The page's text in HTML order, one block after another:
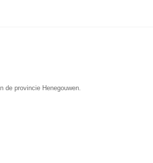
de provincie Henegouwen.